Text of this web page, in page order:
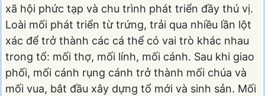
xã hội phức tạp và chu trình phát triển đầy thú vị.
Loài mối phát triển từ trứng, trải qua nhiều lần lột
xác để trở thành các cá thể có vai trò khác nhau
trong tổ: mối thợ, mối lính, mối cánh. Sau khi giao
phối, mối cánh rụng cánh trở thành mối chúa và
mối vua, bắt đầu xây dựng tổ mới và sinh sản. Mối